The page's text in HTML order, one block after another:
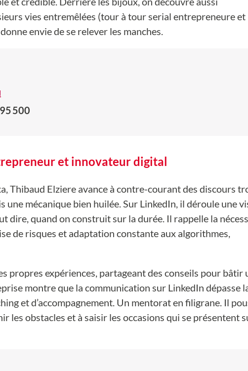
vies entremêlées (tour à tour serial entrepreneure et
envie de se relever les manches.
500
et innovateur digital
Thibaud Elziere avance à contre-courant des discours
une mécanique bien huilée. Sur LinkedIn, il déroule une
dire, quand on construit sur la durée. Il rappelle la
de risques et adaptation constante aux algorithmes,
propres expériences, partageant des conseils pour bâtir
montre que la communication sur LinkedIn dépasse
et d’accompagnement. Un mentorat en filigrane. Il
les obstacles et à saisir les occasions qui se présentent